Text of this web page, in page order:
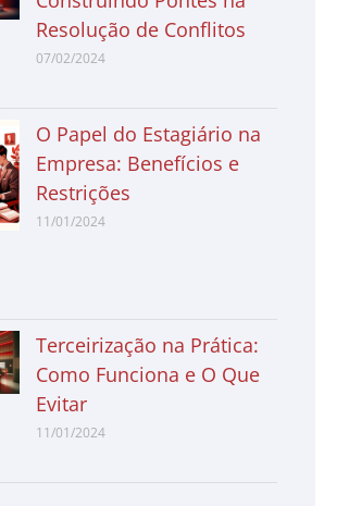
Resolução de Conflitos
07/02/2024
O Papel do Estagiário na
Empresa: Benefícios e
Restrições
11/01/2024
Terceirização na Prática:
Como Funciona e O Que
Evitar
11/01/2024